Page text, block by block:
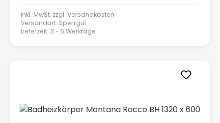
inkl. MwSt. zzgl. Versandkosten
Versandart: Sperrgut
Lieferzeit: 3 - 5 Werktage